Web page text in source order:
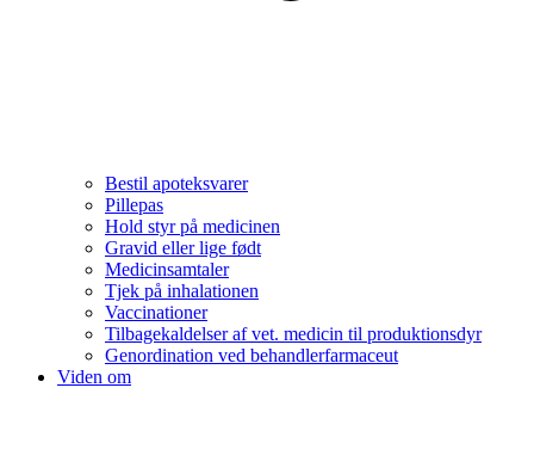
Bestil apoteksvarer
Pillepas
Hold styr på medicinen
Gravid eller lige født
Medicinsamtaler
Tjek på inhalationen
Vaccinationer
Tilbagekaldelser af vet. medicin til produktionsdyr
Genordination ved behandlerfarmaceut
Viden om